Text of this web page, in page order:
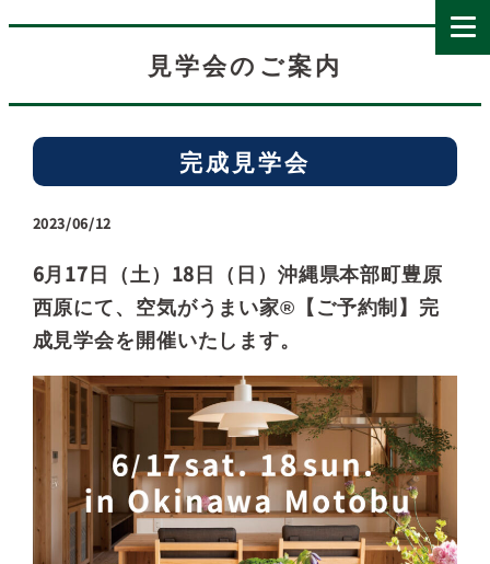
見学会のご案内
完成見学会
2023/06/12
6月17日（土）18日（日）沖縄県本部町豊原
西原にて、空気がうまい家®【ご予約制】完
成見学会を開催いたします。